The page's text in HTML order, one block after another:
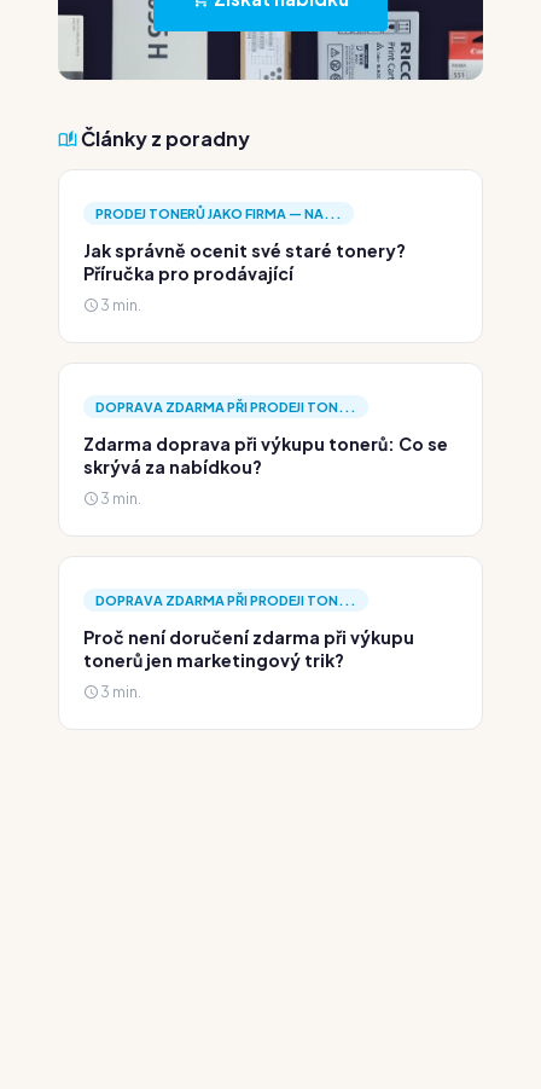
Články z poradny
PRODEJ TONERŮ JAKO FIRMA — NA...
Jak správně ocenit své staré tonery?
Příručka pro prodávající
3 min.
DOPRAVA ZDARMA PŘI PRODEJI TON...
Zdarma doprava při výkupu tonerů: Co se
skrývá za nabídkou?
3 min.
DOPRAVA ZDARMA PŘI PRODEJI TON...
Proč není doručení zdarma při výkupu
tonerů jen marketingový trik?
3 min.